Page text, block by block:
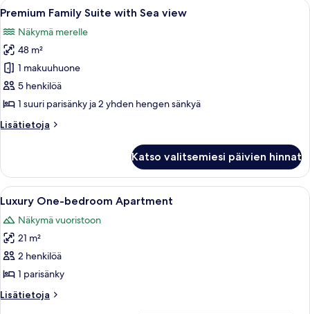
Avaa
kaikki
huonetyypin
Premium
Family
Suite
with
view
Kompakti oleskelutila, jossa on
7
Premium Family Suite with Sea view
Näkymä merelle
48 m²
1 makuuhuone
5 henkilöä
1 suuri parisänky ja 2 yhden hengen sänkyä
Lisätietoja
Lisätietoja
Suite
with
Sea
Katso valitsemiesi päivien hinnat
Avaa
kaikki
huonetyypin
Luxury
One-
bedroom
Apartment
kuvat
Moderni hotellihuone, jossa on
12
Luxury One-bedroom Apartment
Näkymä vuoristoon
21 m²
2 henkilöä
1 parisänky
Lisätietoja
Lisätietoja